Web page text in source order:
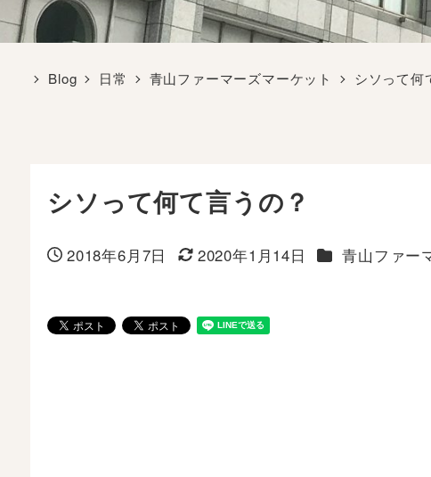
Blog 日常 青山ファーマーズマーケット シソって何
シソって何て言うの？
投稿日
2018年6月7日
更新日
2020年1月14日 カテゴリー
青山ファー